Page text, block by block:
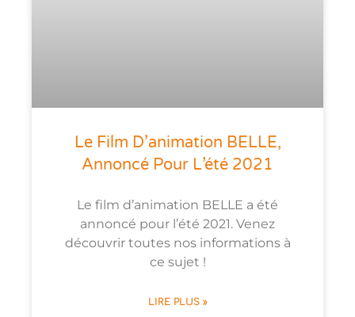
Le Film D’animation BELLE,
Annoncé Pour L’été 2021
Le film d’animation BELLE a été
annoncé pour l’été 2021. Venez
découvrir toutes nos informations à
ce sujet !
LIRE PLUS »